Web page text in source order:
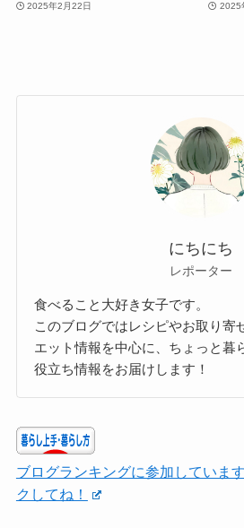
2025年2月22日 2025
にちにち
レポーター
食べること大好き女子です。
このブログではレシピやお取り寄
エット情報を中心に、ちょっと暮
役立ち情報をお届けします！
ブログランキングに参加していま
クしてね！